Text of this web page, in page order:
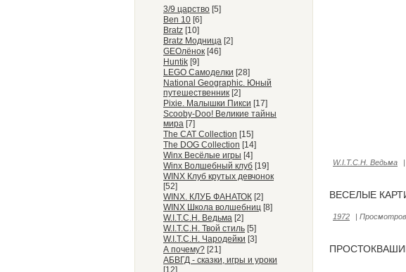
3/9 царство [5]
Ben 10 [6]
Bratz [10]
Bratz Модница [2]
GEOлёнок [46]
Huntik [9]
LEGO Самоделки [28]
National Geographic. Юный
путешественник [2]
Pixie. Малышки Пикси [17]
Scooby-Doo! Великие тайны
мира [7]
The CAT Collection [15]
The DOG Collection [14]
Winx Весёлые игры [4]
Winx Волшебный клуб [19]
WINX Клуб крутых девчонок
[52]
WINX. КЛУБ ФАНАТОК [2]
WINX Школа волшебниц [8]
W.I.T.C.H. Ведьма [2]
W.I.T.C.H. Твой стиль [5]
W.I.T.C.H. Чародейки [3]
А почему? [21]
АБВГД - сказки, игры и уроки
[12]
W.I.T.C.H. Ведьма |
ВЕСЕЛЫЕ
1972 |